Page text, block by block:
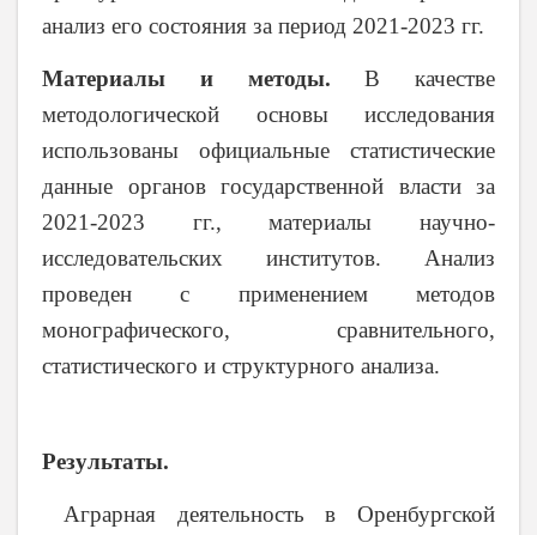
анализ его состояния за период 2021-2023 гг.
Материалы и методы. В качестве
методологической основы исследования
использованы официальные статистические
данные органов государственной власти за
2021-2023 гг., материалы научно-
исследовательских институтов. Анализ
проведен с применением методов
монографического, сравнительного,
статистического и структурного анализа.
Результаты.
Аграрная деятельность в Оренбургской